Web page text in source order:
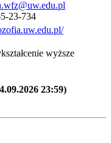
23-734
wyższe
23:59)